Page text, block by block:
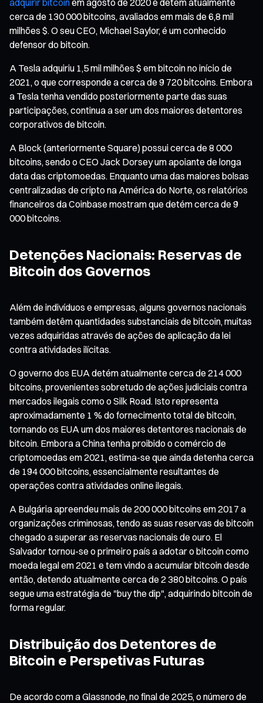
cerca de 130 000 bitcoins, avaliados em mais de 6,8 mil
milhões $. O seu CEO, Michael Saylor, é um conhecido
defensor do bitcoin.
A Tesla adquiriu 1,5 mil milhões $ em bitcoin no início de
2021, o que corresponde a cerca de 9 720 bitcoins. Embora
a Tesla tenha vendido posteriormente parte das suas
participações, continua a ser um dos maiores detentores
corporativos de bitcoin.
A Block (anteriormente Square) possui cerca de 8 000
bitcoins, sendo o CEO Jack Dorsey um apoiante de longa
data das criptomoedas. Enquanto uma das maiores bolsas
centralizadas de cripto na América do Norte, os relatórios
financeiros da Coinbase mostram que detém cerca de 9
000 bitcoins.
Detenções Nacionais: Reservas de
Bitcoin dos Governos
Além de indivíduos e empresas, alguns governos nacionais
também detêm quantidades substanciais de bitcoin, muitas
vezes adquiridas através de ações de aplicação da lei
contra atividades ilícitas.
O governo dos EUA detém atualmente cerca de 214 000
bitcoins, provenientes sobretudo de ações judiciais contra
mercados ilegais como o Silk Road. Isto representa
aproximadamente 1 % do fornecimento total de bitcoin,
tornando os EUA um dos maiores detentores nacionais de
bitcoin. Embora a China tenha proibido o comércio de
criptomoedas em 2021, estima-se que ainda detenha cerca
de 194 000 bitcoins, essencialmente resultantes de
operações contra atividades online ilegais.
A Bulgária apreendeu mais de 200 000 bitcoins em 2017 a
organizações criminosas, tendo as suas reservas de bitcoin
chegado a superar as reservas nacionais de ouro. El
Salvador tornou-se o primeiro país a adotar o bitcoin como
moeda legal em 2021 e tem vindo a acumular bitcoin desde
então, detendo atualmente cerca de 2 380 bitcoins. O país
segue uma estratégia de "buy the dip", adquirindo bitcoin de
forma regular.
Distribuição dos Detentores de
Bitcoin e Perspetivas Futuras
De acordo com a Glassnode, no final de 2025, o número de